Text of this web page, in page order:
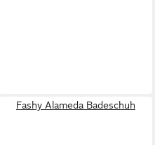
Fashy Alameda Badeschuh